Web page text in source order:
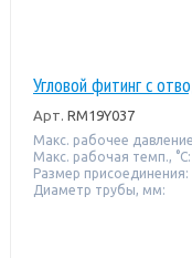
Угловой фитинг с
Арт. RM19Y037
Макс. рабочее
Макс. рабочая темп., °С:
Размер присоединения:
Диаметр трубы, мм: